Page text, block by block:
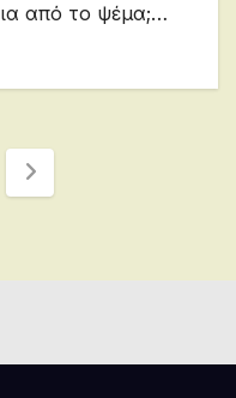
από το ψέμα;…